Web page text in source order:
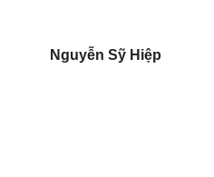
Nguyễn Sỹ Hiệp